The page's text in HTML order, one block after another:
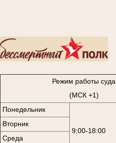
Режим работы суда
(МСК +1)
Понедельник
9:00-18:00
Вторник
Среда